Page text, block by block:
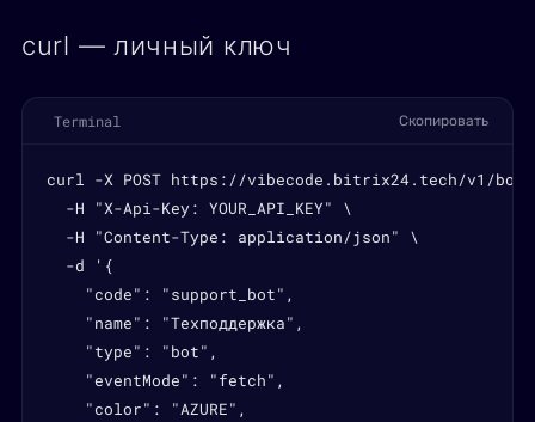
curl — личный ключ
Terminal Скопировать
curl -X POST https://vibecode.bitrix24.tech/v1/
  -H "X-Api-Key: YOUR_API_KEY" \
  -H "Content-Type: application/json" \
  -d '{
    "code": "support_bot",
    "name": "Техподдержка",
    "type": "bot",
    "eventMode": "fetch",
    "color": "AZURE",